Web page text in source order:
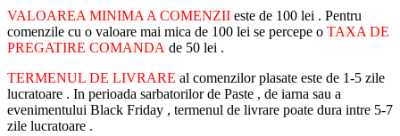
VALOAREA MINIMA A COMENZII este de 100 lei . Pentru
comenzile cu o valoare mai mica de 100 lei se percepe o TAXA DE
PREGATIRE COMANDA de 50 lei .
TERMENUL DE LIVRARE al comenzilor plasate este de 1-5 zile
lucratoare . In perioada sarbatorilor de Paste , de iarna sau a
evenimentului Black Friday , termenul de livrare poate dura intre 5-7
zile lucratoare .